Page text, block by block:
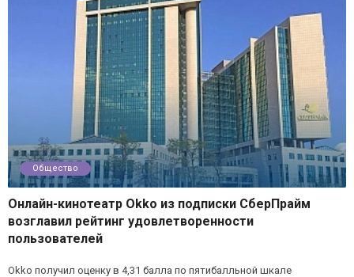
Общество
Онлайн-кинотеатр Okko из подписки СберПрайм
возглавил рейтинг удовлетворенности
пользователей
Okko получил оценку в 4,31 балла по пятибалльной шкале